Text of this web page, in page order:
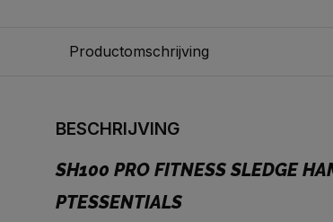
Productomschrijving
BESCHRIJVING
SH100 PRO FITNESS SLEDGE
PTESSENTIALS